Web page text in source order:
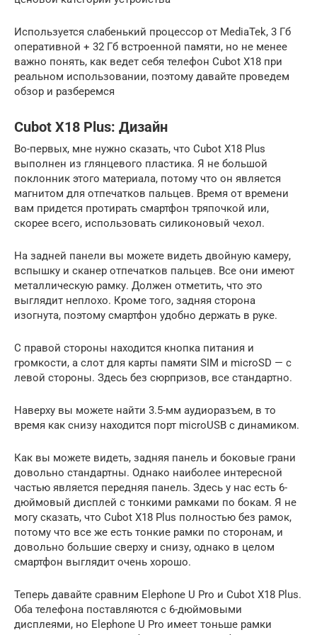
Используется слабенький процессор от MediaTek, 3 Гб
оперативной + 32 Гб встроенной памяти, но не менее
важно понять, как ведет себя телефон Cubot X18 при
реальном использовании, поэтому давайте проведем
обзор и разберемся
Cubot X18 Plus: Дизайн
Во-первых, мне нужно сказать, что Cubot X18 Plus
выполнен из глянцевого пластика. Я не большой
поклонник этого материала, потому что он является
магнитом для отпечатков пальцев. Время от времени
вам придется протирать смартфон тряпочкой или,
скорее всего, использовать силиконовый чехол.
На задней панели вы можете видеть двойную камеру,
вспышку и сканер отпечатков пальцев. Все они имеют
металлическую рамку. Должен отметить, что это
выглядит неплохо. Кроме того, задняя сторона
изогнута, поэтому смартфон удобно держать в руке.
С правой стороны находится кнопка питания и
громкости, а слот для карты памяти SIM и microSD — с
левой стороны. Здесь без сюрпризов, все стандартно.
Наверху вы можете найти 3.5-мм аудиоразъем, в то
время как снизу находится порт microUSB с динамиком.
Как вы можете видеть, задняя панель и боковые грани
довольно стандартны. Однако наиболее интересной
частью является передняя панель. Здесь у нас есть 6-
дюймовый дисплей с тонкими рамками по бокам. Я не
могу сказать, что Cubot X18 Plus полностью без рамок,
потому что все же есть тонкие рамки по сторонам, и
довольно большие сверху и снизу, однако в целом
смартфон выглядит очень хорошо.
Теперь давайте сравним Elephone U Pro и Cubot X18 Plus.
Оба телефона поставляются с 6-дюймовыми
дисплеями, но Elephone U Pro имеет тоньше рамки